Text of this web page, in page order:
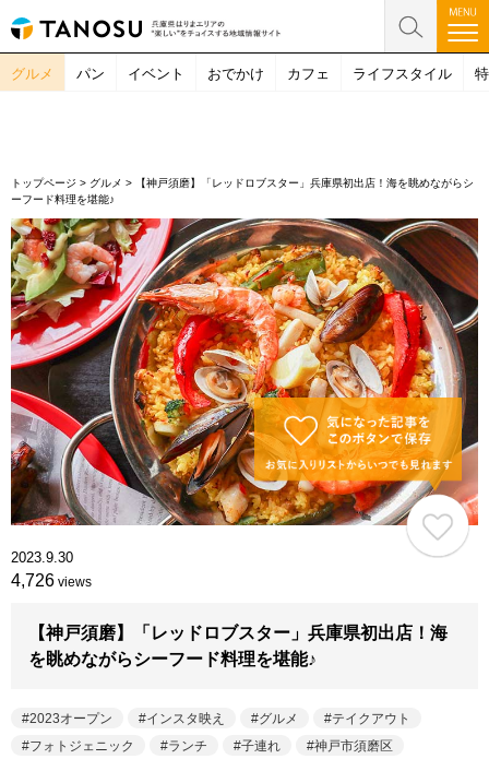
グルメ パン イベント おでかけ カフェ ライフスタイル
トップページ > グルメ >
【神戸須磨】「レッドロブスター」兵庫県初出店！海を眺めながらシ
ーフード料理を堪能♪
2023.9.30
4,726 views
【神戸須磨】「レッドロブスター」兵庫県初出店！海
を眺めながらシーフード料理を堪能♪
2023オープン インスタ映え グルメ
テイクアウト
フォトジェニック
ランチ 子連れ 神戸市須磨区